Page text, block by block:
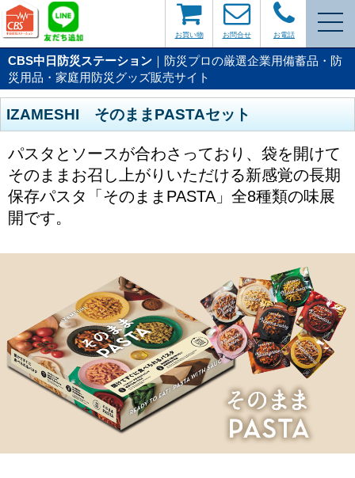
お電話
お問合せ
お買い物
CBS中日防災ステーション ｜防災プロの厳選企業用備蓄品・防
災用品・家庭用防災グッズ販売サイト
IZAMESHI そのままPASTAセット
パスタとソースが合わさっており、袋を開けて
そのままお召し上がりいただける新感覚の長期
保存パスタ「そのままPASTA」全8種類の味展
開です。